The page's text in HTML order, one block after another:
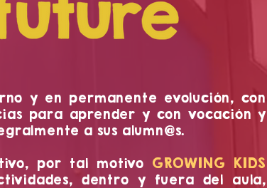
y en permanente evolución, con
para aprender y con vocación y
a sus alumn@s.
por tal motivo GROWING KIDS
dentro y fuera del aula,